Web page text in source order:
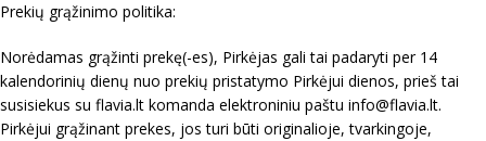
Prekių grąžinimo politika:
Norėdamas grąžinti prekę(-es), Pirkėjas gali tai padaryti per 14
kalendorinių dienų nuo prekių pristatymo Pirkėjui dienos, prieš tai
susisiekus su flavia.lt komanda elektroniniu paštu info@flavia.lt.
Pirkėjui grąžinant prekes, jos turi būti originalioje, tvarkingoje,